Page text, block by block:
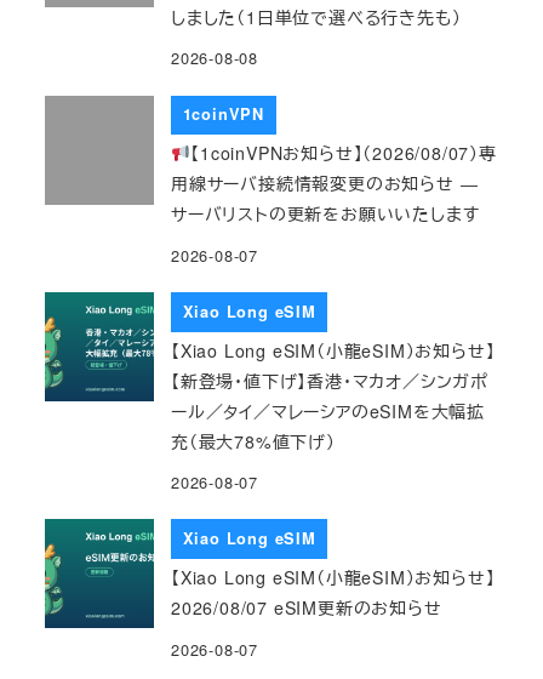
しました（1日単位で選べる行き先も）
2026-08-08
1coinVPN
【1coinVPNお知らせ】（2026/08/07）専
用線サーバ接続情報変更のお知らせ ―
サーバリストの更新をお願いいたします
2026-08-07
Xiao Long eSIM
【Xiao Long eSIM（小龍eSIM）お知らせ】
【新登場・値下げ】香港・マカオ／シンガポ
ール／タイ／マレーシアのeSIMを大幅拡
充（最大78%値下げ）
2026-08-07
Xiao Long eSIM
【Xiao Long eSIM（小龍eSIM）お知らせ】
2026/08/07 eSIM更新のお知らせ
2026-08-07